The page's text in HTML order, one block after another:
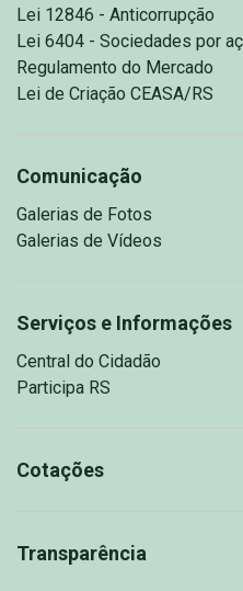
Lei 12846 - Anticorrupção
Lei 6404 - Sociedades por
Regulamento do Mercado
Lei de Criação CEASA/RS
Comunicação
Galerias de Fotos
Galerias de Vídeos
Serviços e Informações
Central do Cidadão
Participa RS
Cotações
Transparência